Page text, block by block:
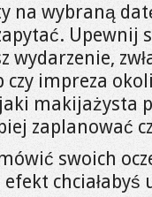
na wybraną
Upewnij
impreza
makijażysta
zaplanować
swoich
chciałabyś